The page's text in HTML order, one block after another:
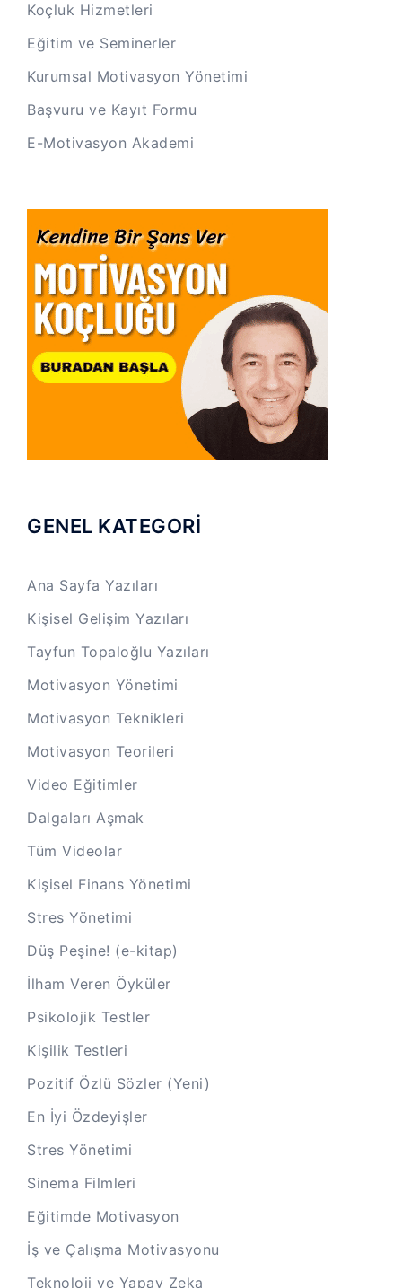
Koçluk Hizmetleri
Eğitim ve Seminerler
Kurumsal Motivasyon Yönetimi
Başvuru ve Kayıt Formu
E-Motivasyon Akademi
GENEL KATEGORİ
Ana Sayfa Yazıları
Kişisel Gelişim Yazıları
Tayfun Topaloğlu Yazıları
Motivasyon Yönetimi
Motivasyon Teknikleri
Motivasyon Teorileri
Video Eğitimler
Dalgaları Aşmak
Tüm Videolar
Kişisel Finans Yönetimi
Stres Yönetimi
Düş Peşine! (e-kitap)
İlham Veren Öyküler
Psikolojik Testler
Kişilik Testleri
Pozitif Özlü Sözler (Yeni)
En İyi Özdeyişler
Stres Yönetimi
Sinema Filmleri
Eğitimde Motivasyon
İş ve Çalışma Motivasyonu
Teknoloji ve Yapay Zeka